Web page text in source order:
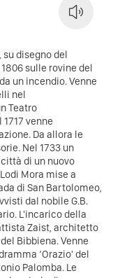
disegno del
sulle rovine del
un incendio. Venne
nel
Teatro
venne
Da allora le
Nel 1733 un
di un nuovo
Mora mise a
di San Bartolomeo,
dal nobile G.B.
L'incarico della
Zaist, architetto
Bibbiena. Venne
‘Orazio' del
Palomba. Le